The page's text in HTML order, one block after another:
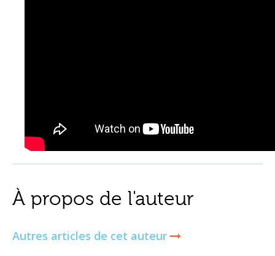
À propos de l'auteur
Autres articles de cet auteur